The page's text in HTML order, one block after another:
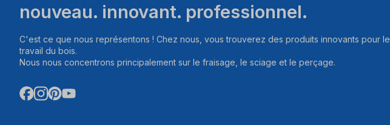
nouveau. innovant. professionnel.
C'est ce que nous représentons ! Chez nous, vous trouverez des produits innovants pour le
travail du bois.
Nous nous concentrons principalement sur le fraisage, le sciage et le perçage.